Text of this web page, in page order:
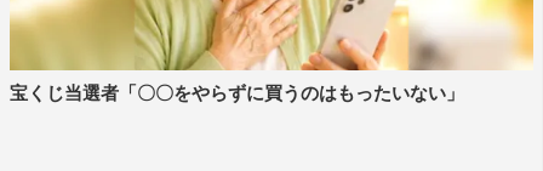
じが出ていけば、ゆくゆくは教養枠で某局の「謎とき冒険
バラエティー」を超える人気番組になるんじゃないかと思
います（笑）。そうなるように頑張りたいです。
宝くじ当選者「〇〇をやらずに買うのはもったいない」